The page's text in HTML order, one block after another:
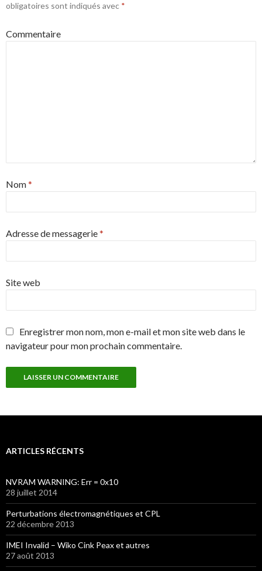
obligatoires sont indiqués avec *
Commentaire
Nom*
Adresse de messagerie*
Site web
Enregistrer mon nom, mon e-mail et mon site web dans le
navigateur pour mon prochain commentaire.
ARTICLES RÉCENTS
NVRAM WARNING: Err = 0x10
28 juillet 2014
Perturbations électromagnétiques et CPL
22 décembre 2013
IMEI Invalid – Wiko Cink Peax et autres
27 août 2013